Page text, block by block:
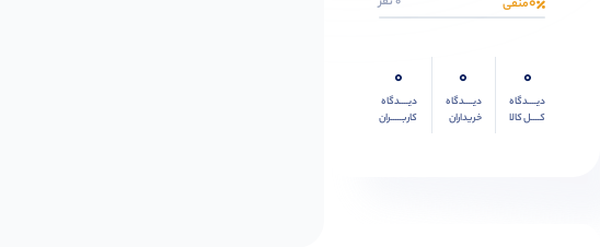
منفی
0
دیــــدگاه
کــــل کالا
0
دیــــدگاه
خریداران
0
دیــــدگاه
کاربـــــران